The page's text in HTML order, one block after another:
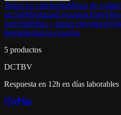
Todas las categoríasMesas de
acciónMordazasEscuadrasTopes
sujeciónPatas y mesas elevadoras
herramientasAccesorios
5 productos
DCTBV
Respuesta en 12h en días laborables